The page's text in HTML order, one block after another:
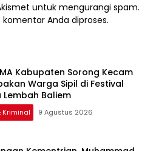
untuk mengurangi spam.
Anda diproses.
Kabupaten Sorong Kecam
Warga Sipil di Festival
Lembah Baliem
Kriminal 9 Agustus 2026